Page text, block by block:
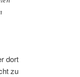
dort
zu